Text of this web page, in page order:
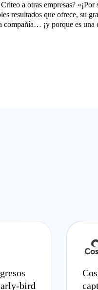
a otras empresas?
resultados que ofrece, su
¡y porque es una
bird